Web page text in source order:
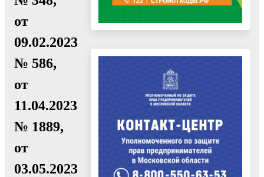
от
09.02.2023
№ 586,
от
11.04.2023
№ 1889,
от
03.05.2023